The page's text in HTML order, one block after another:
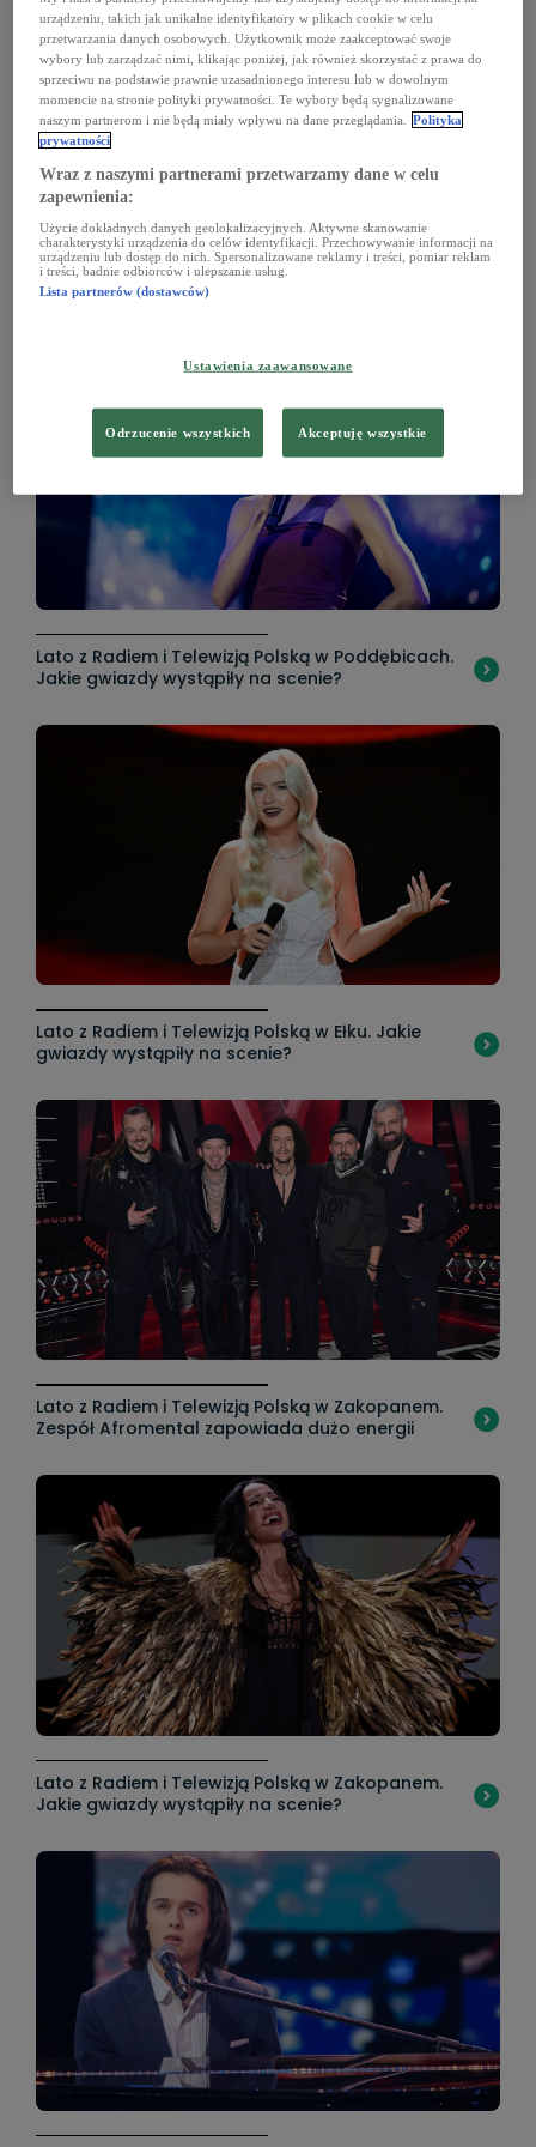
Lato z Radiem i Telewizją Polską w Lublinie.
Justyna Steczkowska zaprasza na koncert
Lato z Radiem i Telewizją Polską w Poddębicach.
Jakie gwiazdy wystąpiły na scenie?
Lato z Radiem i Telewizją Polską w Ełku. Jakie
gwiazdy wystąpiły na scenie?
Lato z Radiem i Telewizją Polską w Zakopanem.
Zespół Afromental zapowiada dużo energii
Lato z Radiem i Telewizją Polską w Zakopanem.
Jakie gwiazdy wystąpiły na scenie?
urządzeniu, takich jak unikalne identyfikatory w plikach cookie w celu
przetwarzania danych osobowych. Użytkownik może zaakceptować swoje
wybory lub zarządzać nimi, klikając poniżej, jak również skorzystać z prawa do
sprzeciwu na podstawie prawnie uzasadnionego interesu lub w dowolnym
momencie na stronie polityki prywatności. Te wybory będą sygnalizowane
naszym partnerom i nie będą miały wpływu na dane przeglądania.
Polityka
prywatności
Wraz z naszymi partnerami przetwarzamy dane w celu
zapewnienia:
Użycie dokładnych danych geolokalizacyjnych. Aktywne skanowanie
charakterystyki urządzenia do celów identyfikacji. Przechowywanie informacji na
urządzeniu lub dostęp do nich. Spersonalizowane reklamy i treści, pomiar reklam
i treści, badnie odbiorców i ulepszanie usług.
Lista partnerów (dostawców)
Ustawienia zaawansowane
Odrzucenie wszystkich Akceptuję wszystkie